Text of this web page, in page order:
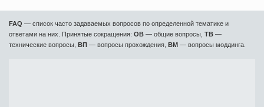
FAQ — список часто задаваемых вопросов по определенной тематике и
ответами на них. Принятые сокращения: ОВ — общие вопросы, ТВ —
технические вопросы, ВП — вопросы прохождения, ВМ — вопросы моддинга.